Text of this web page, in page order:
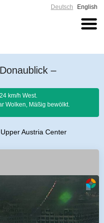
Deutsch English
–
km/h West.
Wolken, Mäßig bewölkt.
Upper Austria Center